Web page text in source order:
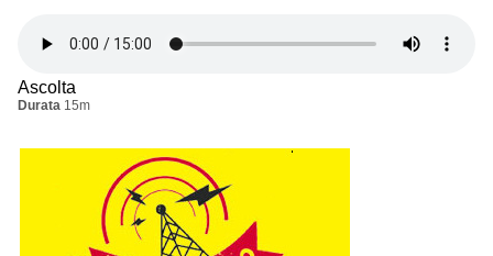
Ascolta
Durata 15m